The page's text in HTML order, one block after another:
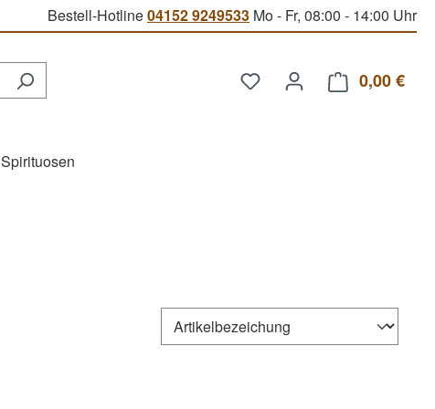
Bestell-Hotline04152 9249533 Mo - Fr, 08:00 - 14:00 Uhr
Du hast 0 Produkte auf
0,00 €
Spirituosen